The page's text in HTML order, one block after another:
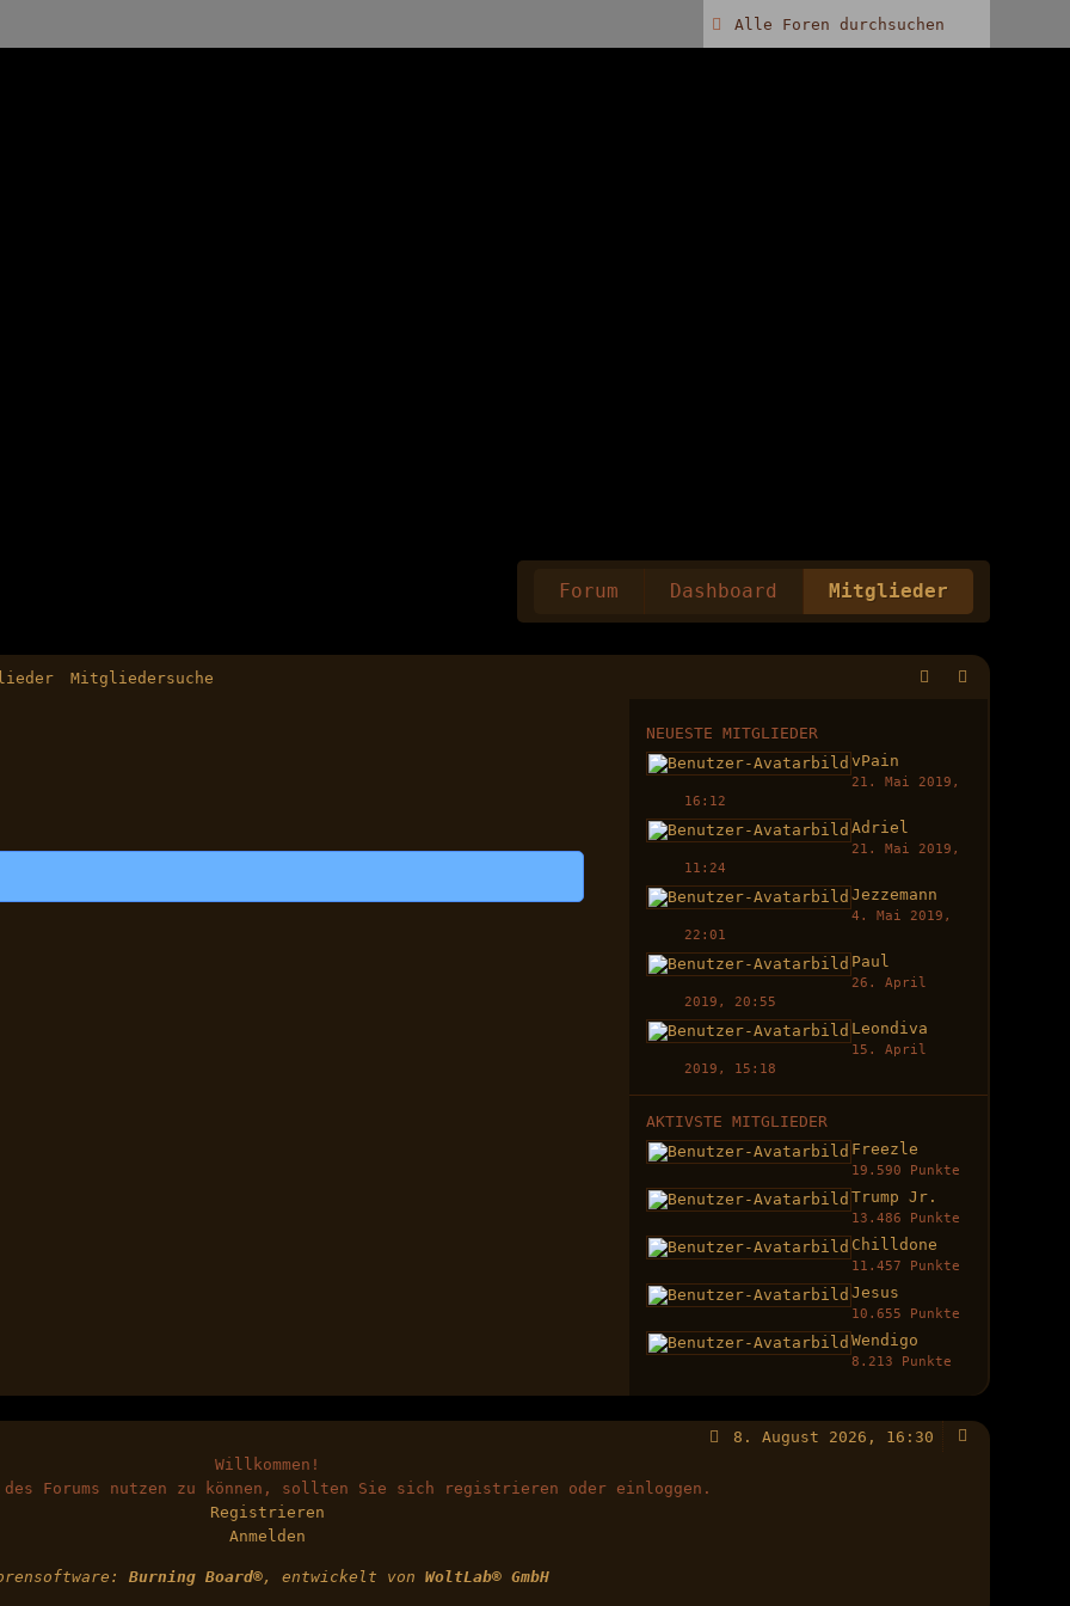
Forum Dashboard Mitglieder
Mitgliedersuche
NEUESTE MITGLIEDER
vPain
21. Mai 2019,
16:12
Adriel
21. Mai 2019,
11:24
Jezzemann
4. Mai 2019,
22:01
Paul
26. April
2019, 20:55
Leondiva
15. April
2019, 15:18
AKTIVSTE MITGLIEDER
Freezle
19.590 Punkte
Trump Jr.
13.486 Punkte
Chilldone
11.457 Punkte
Jesus
10.655 Punkte
Wendigo
8.213 Punkte
8. August 2026, 16:30
Willkommen!
des Forums nutzen zu können, sollten Sie sich registrieren oder einloggen.
Registrieren
Anmelden
Burning Board®, entwickelt von WoltLab® GmbH